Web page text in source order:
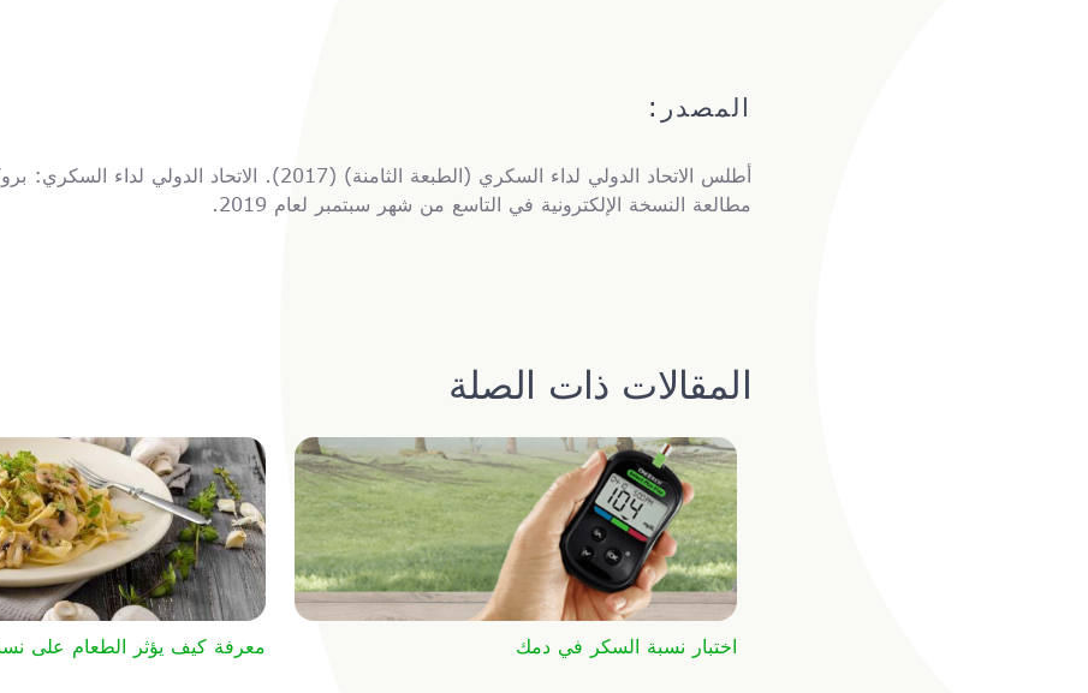
المصدر:
أطلس الاتحاد الدولي لداء السكري (الطبعة الثامنة) (2017). الاتحاد
مطالعة النسخة الإلكترونية في التاسع من شهر سبتمبر لعام 2019.
المقالات ذات الصلة
اختبار نسبة السكر في دمك معرفة كيف يؤثر الطعام على